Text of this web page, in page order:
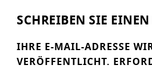
SCHREIBEN SIE
IHRE E-MAIL-ADRESSE
VERÖFFENTLICHT.